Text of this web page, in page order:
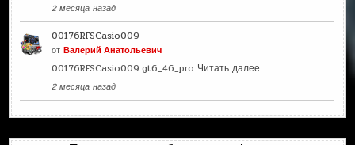
2 месяца назад
00176RFSCasio009
отВалерий Анатольевич
00176RFSCasio009.gt6_46_pro Читать далее
2 месяца назад